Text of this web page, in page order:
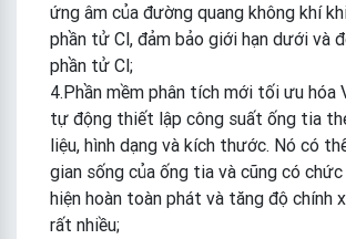
ứng âm của đường quang không khí
phần tử Cl, đảm bảo giới hạn dưới và
phần tử Cl;
4.Phần mềm phân tích mới tối ưu hóa
tự động thiết lập công suất ống tia
liệu, hình dạng và kích thước. Nó có
gian sống của ống tia và cũng có
hiện hoàn toàn phát và tăng độ chính
rất nhiều;